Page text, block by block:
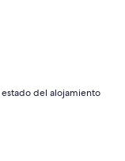
estado del alojamiento